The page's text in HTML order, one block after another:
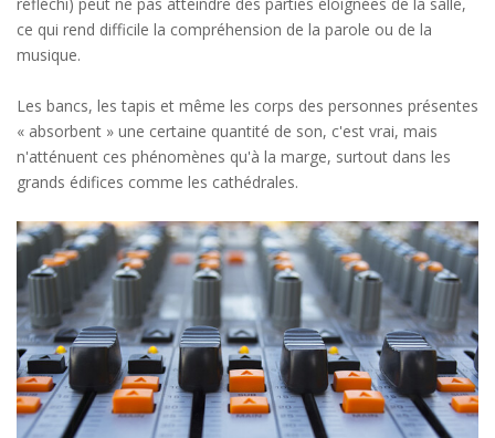
ce qui rend difficile la compréhension de la parole ou de la
musique.
Les bancs, les tapis et même les corps des personnes présentes
« absorbent » une certaine quantité de son, c'est vrai, mais
n'atténuent ces phénomènes qu'à la marge, surtout dans les
grands édifices comme les cathédrales.